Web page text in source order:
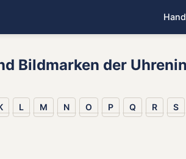
Bildmarken der
L M N O P Q R S